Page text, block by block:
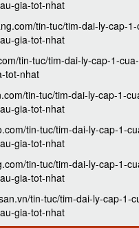
gia-tot-nhat
tin-tuc/tim-dai-ly-cap-
gia-tot-nhat
tin-tuc/tim-dai-ly-cap-1-
tot-nhat
tin-tuc/tim-dai-ly-cap-1-
gia-tot-nhat
tin-tuc/tim-dai-ly-cap-1-
gia-tot-nhat
tin-tuc/tim-dai-ly-cap-1-
gia-tot-nhat
tin-tuc/tim-dai-ly-cap-1-
gia-tot-nhat